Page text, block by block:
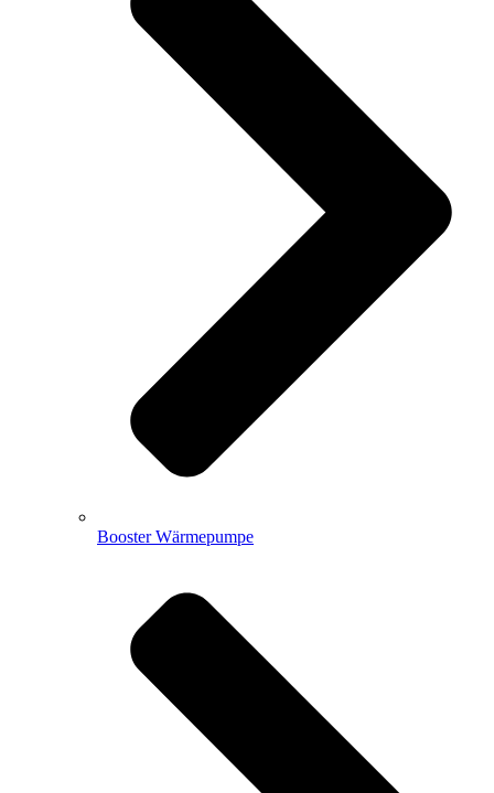
Booster Wärmepumpe